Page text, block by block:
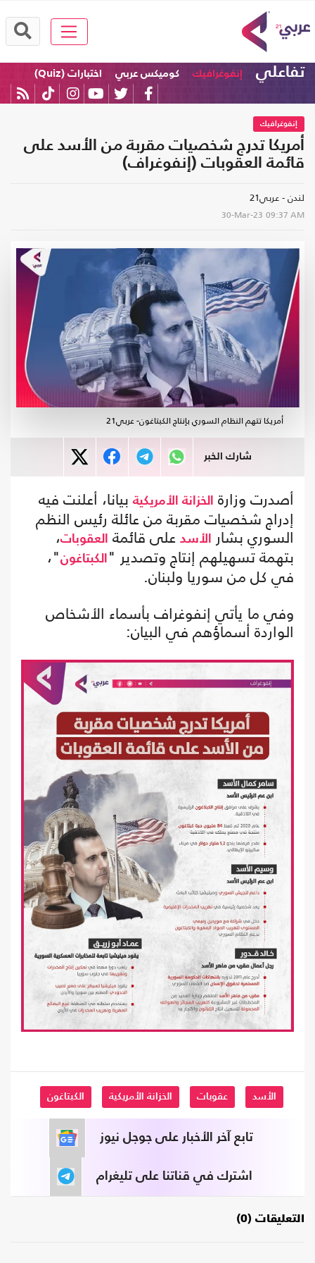
تفاعلي إنفوغرافيك كوميكس عربي اختبارات (Quiz)
إنفوغرافيك
أمريكا تدرج شخصيات مقربة من الأسد على
قائمة العقوبات (إنفوغراف)
لندن - عربي21
30-Mar-23 09:37 AM
أمريكا تتهم النظام السوري بإنتاج الكبتاغون- عربي21
شارك الخبر
أصدرت وزارة الخزانة الأمريكية بيانا، أعلنت فيه
إدراج شخصيات مقربة من عائلة رئيس النظم
السوري بشار الأسد على قائمة العقوبات،
بتهمة تسهيلهم إنتاج وتصدير "
الكبتاغون"،
في كل من سوريا ولبنان.
وفي ما يأتي إنفوغراف بأسماء الأشخاص
الواردة أسماؤهم في البيان:
الأسد عقوبات الخزانة الأمريكية الكبتاغون
تابع آخر الأخبار على جوجل نيوز
اشترك في قناتنا على تليغرام
التعليقات (0)